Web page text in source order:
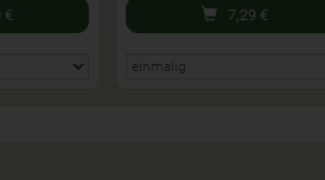
€ 7,29 €